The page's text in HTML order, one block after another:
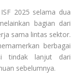
2025 selama dua
bagian dari
sama lintas sektor.
berbagai
tindak lanjut dari
sebelumnya.